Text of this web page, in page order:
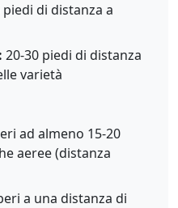
piedi di distanza a
20-30 piedi di distanza
varietà
ad almeno 15-20
aeree (distanza
a una distanza di